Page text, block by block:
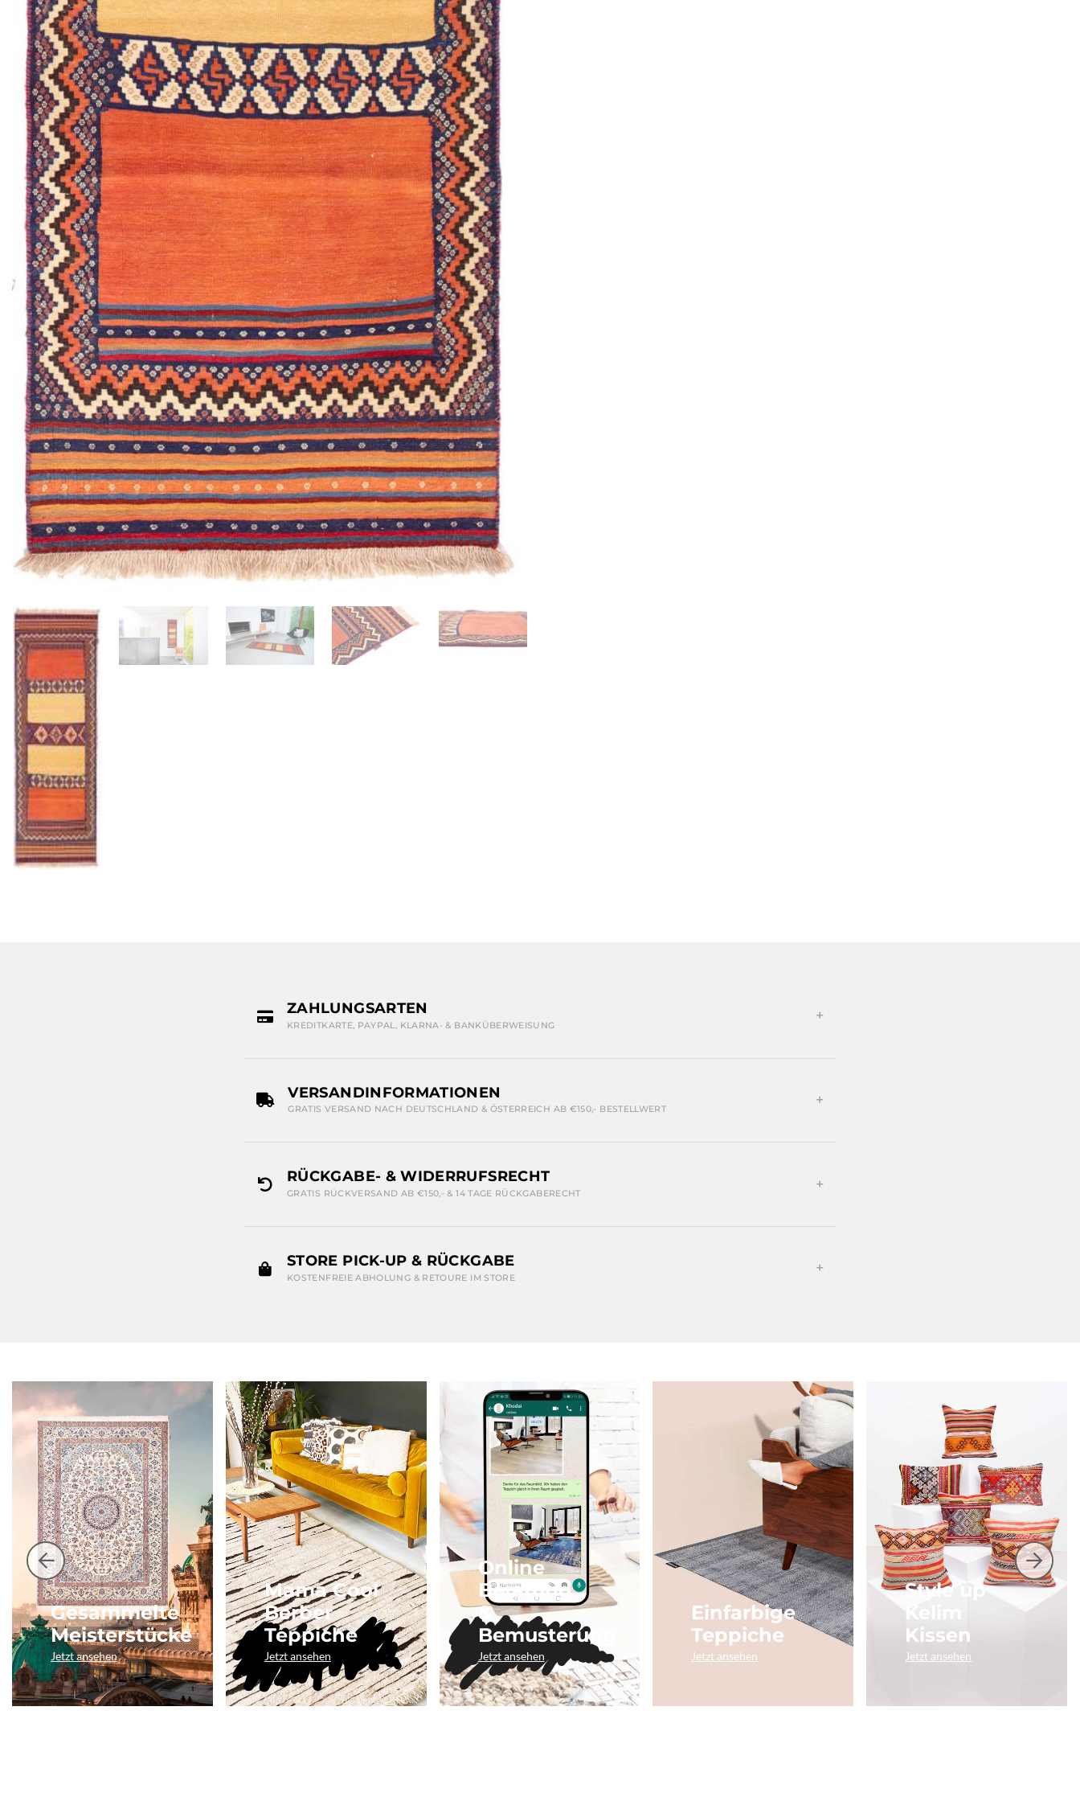
ZAHLUNGSARTEN
KREDITKARTE, PAYPAL, KLARNA- & BANKÜBERWEISUNG
VERSANDINFORMATIONEN
GRATIS VERSAND NACH DEUTSCHLAND & ÖSTERREICH AB €150,- BESTELLWERT
RÜCKGABE- & WIDERRUFSRECHT
GRATIS RÜCKVERSAND AB €150,- & 14 TAGE RÜCKGABERECHT
STORE PICK-UP & RÜCKGABE
KOSTENFREIE ABHOLUNG & RETOURE IM STORE
Gesammelte
Meisterstücke
Jetzt ansehen
Mama Cool
Berber
Teppiche
Jetzt ansehen
Online
Beratung
&
Bemusterung
Jetzt ansehen
Einfarbige
Teppiche
Jetzt ansehen
Style up
Kelim
Kissen
Jetzt ansehen